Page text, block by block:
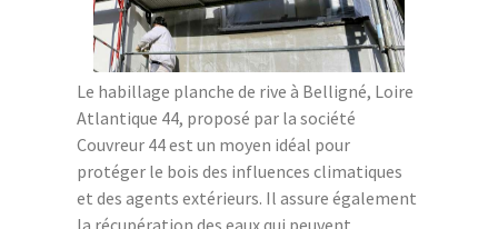
Le habillage planche de rive à Belligné, Loire
Atlantique 44, proposé par la société
Couvreur 44 est un moyen idéal pour
protéger le bois des influences climatiques
et des agents extérieurs. Il assure également